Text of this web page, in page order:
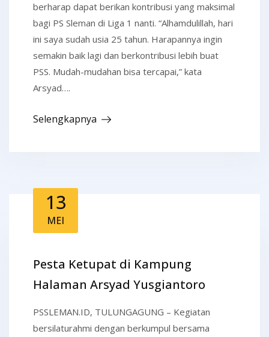
berharap dapat berikan kontribusi yang maksimal
bagi PS Sleman di Liga 1 nanti. “Alhamdulillah, hari
ini saya sudah usia 25 tahun. Harapannya ingin
semakin baik lagi dan berkontribusi lebih buat
PSS. Mudah-mudahan bisa tercapai,” kata
Arsyad….
Selengkapnya
13
MEI
Pesta Ketupat di Kampung
Halaman Arsyad Yusgiantoro
PSSLEMAN.ID, TULUNGAGUNG – Kegiatan
bersilaturahmi dengan berkumpul bersama